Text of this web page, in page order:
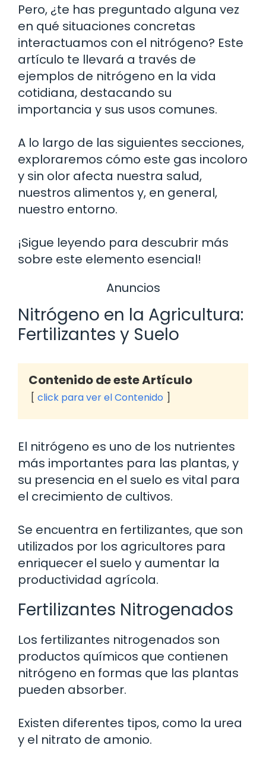
Pero, ¿te has preguntado alguna vez
en qué situaciones concretas
interactuamos con el nitrógeno? Este
artículo te llevará a través de
ejemplos de nitrógeno en la vida
cotidiana, destacando su
importancia y sus usos comunes.
A lo largo de las siguientes secciones,
exploraremos cómo este gas incoloro
y sin olor afecta nuestra salud,
nuestros alimentos y, en general,
nuestro entorno.
¡Sigue leyendo para descubrir más
sobre este elemento esencial!
Anuncios
Nitrógeno en la Agricultura:
Fertilizantes y Suelo
Contenido de este Artículo
click para ver el Contenido
El nitrógeno es uno de los nutrientes
más importantes para las plantas, y
su presencia en el suelo es vital para
el crecimiento de cultivos.
Se encuentra en fertilizantes, que son
utilizados por los agricultores para
enriquecer el suelo y aumentar la
productividad agrícola.
Fertilizantes Nitrogenados
Los fertilizantes nitrogenados son
productos químicos que contienen
nitrógeno en formas que las plantas
pueden absorber.
Existen diferentes tipos, como la urea
y el nitrato de amonio.